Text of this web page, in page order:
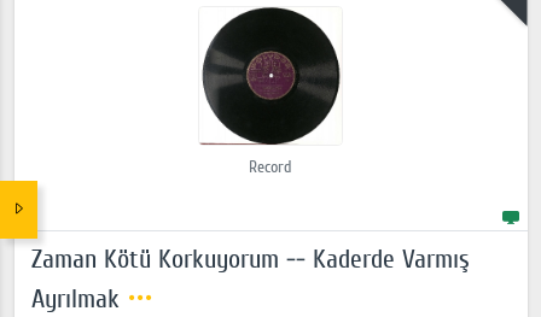
Record
Zaman Kötü Korkuyorum -- Kaderde Varmış
Ayrılmak